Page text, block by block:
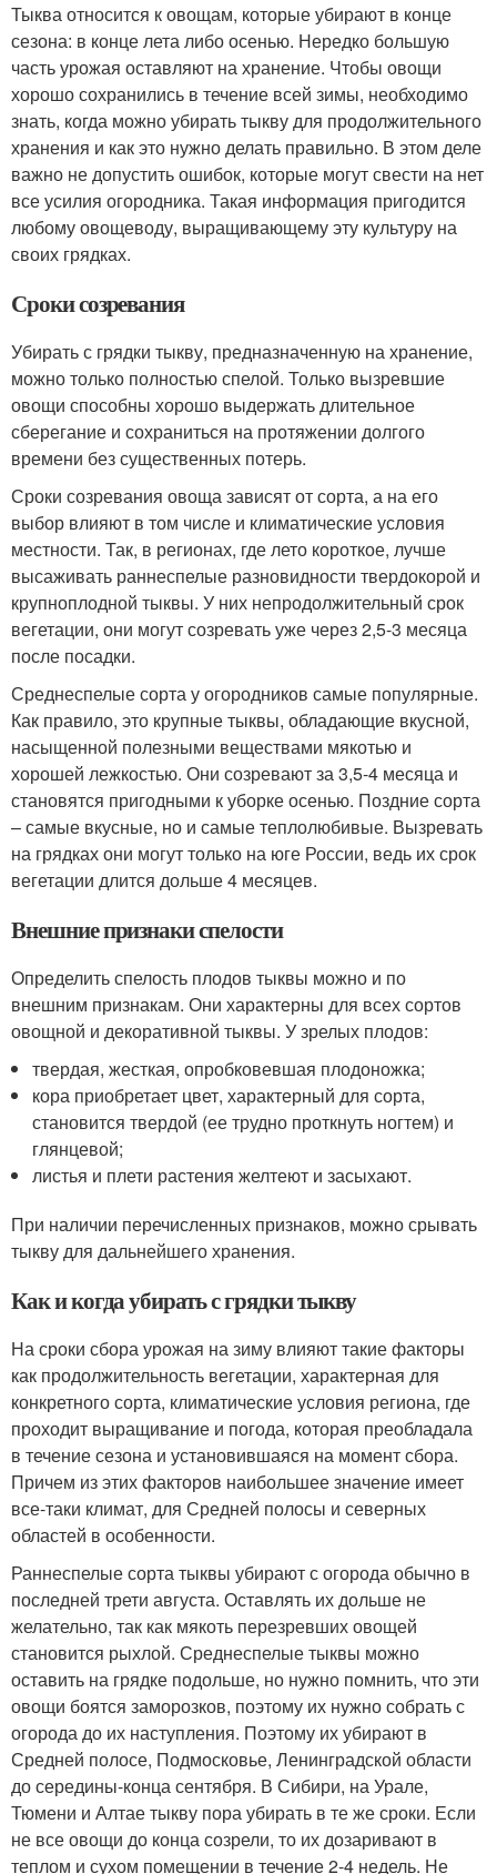
Тыква относится к овощам, которые убирают в конце
сезона: в конце лета либо осенью. Нередко большую
часть урожая оставляют на хранение. Чтобы овощи
хорошо сохранились в течение всей зимы, необходимо
знать, когда можно убирать тыкву для продолжительного
хранения и как это нужно делать правильно. В этом деле
важно не допустить ошибок, которые могут свести на нет
все усилия огородника. Такая информация пригодится
любому овощеводу, выращивающему эту культуру на
своих грядках.
Сроки созревания
Убирать с грядки тыкву, предназначенную на хранение,
можно только полностью спелой. Только вызревшие
овощи способны хорошо выдержать длительное
сберегание и сохраниться на протяжении долгого
времени без существенных потерь.
Сроки созревания овоща зависят от сорта, а на его
выбор влияют в том числе и климатические условия
местности. Так, в регионах, где лето короткое, лучше
высаживать раннеспелые разновидности твердокорой и
крупноплодной тыквы. У них непродолжительный срок
вегетации, они могут созревать уже через 2,5-3 месяца
после посадки.
Среднеспелые сорта у огородников самые популярные.
Как правило, это крупные тыквы, обладающие вкусной,
насыщенной полезными веществами мякотью и
хорошей лежкостью. Они созревают за 3,5-4 месяца и
становятся пригодными к уборке осенью. Поздние сорта
– самые вкусные, но и самые теплолюбивые. Вызревать
на грядках они могут только на юге России, ведь их срок
вегетации длится дольше 4 месяцев.
Внешние признаки спелости
Определить спелость плодов тыквы можно и по
внешним признакам. Они характерны для всех сортов
овощной и декоративной тыквы. У зрелых плодов:
твердая, жесткая, опробковевшая плодоножка;
кора приобретает цвет, характерный для сорта,
становится твердой (ее трудно проткнуть ногтем) и
глянцевой;
листья и плети растения желтеют и засыхают.
При наличии перечисленных признаков, можно срывать
тыкву для дальнейшего хранения.
Как и когда убирать с грядки тыкву
На сроки сбора урожая на зиму влияют такие факторы
как продолжительность вегетации, характерная для
конкретного сорта, климатические условия региона, где
проходит выращивание и погода, которая преобладала
в течение сезона и установившаяся на момент сбора.
Причем из этих факторов наибольшее значение имеет
все-таки климат, для Средней полосы и северных
областей в особенности.
Раннеспелые сорта тыквы убирают с огорода обычно в
последней трети августа. Оставлять их дольше не
желательно, так как мякоть перезревших овощей
становится рыхлой. Среднеспелые тыквы можно
оставить на грядке подольше, но нужно помнить, что эти
овощи боятся заморозков, поэтому их нужно собрать с
огорода до их наступления. Поэтому их убирают в
Средней полосе, Подмосковье, Ленинградской области
до середины-конца сентября. В Сибири, на Урале,
Тюмени и Алтае тыкву пора убирать в те же сроки. Если
не все овощи до конца созрели, то их дозаривают в
теплом и сухом помещении в течение 2-4 недель. Не